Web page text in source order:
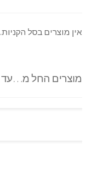
אין מוצרים בסל הקניות.
מוצרים החל מ…עד